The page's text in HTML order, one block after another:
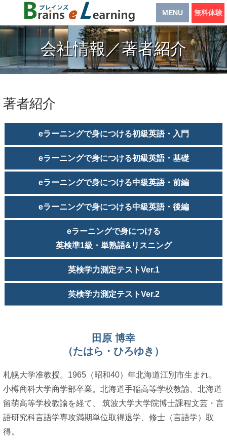
会社情報／著者紹介
著者紹介
eラーニングで身につける初級英語・入門
eラーニングで身につける初級英語・基礎
eラーニングで身につける中級英語・前編
eラーニングで身につける中級英語・後編
eラーニングで身につける
英検準1級・単熟語&リスニング
英検学力測定テストVer.1
英検学力測定テストVer.2
田原 博幸
（たはら・ひろゆき）
札幌大学准教授。1965（昭和40）年北海道江別市生まれ。
小樽商科大学商学部卒業。北海道手稲高等学校教諭、北海道
留萌高等学校教諭を経て、 筑波大学大学院博士課程文芸・言
語研究科言語学専攻満期単位取得退学、修士（言語学）取
得。
MENU 無料体験